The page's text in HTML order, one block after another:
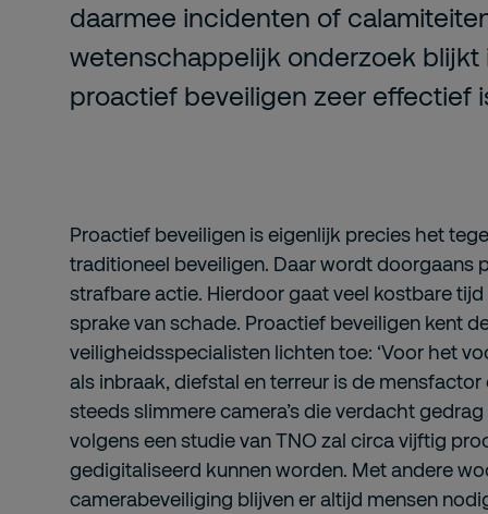
daarmee incidenten of
wetenschappelijk onderzoek blijkt
proactief beveiligen zeer effectief
Proactief beveiligen is eigenlijk precies het
traditioneel beveiligen. Daar wordt doorgaans
strafbare actie. Hierdoor gaat veel kostbare
sprake van schade. Proactief beveiligen kent
veiligheidsspecialisten lichten toe: ‘Voor het
als inbraak, diefstal en terreur is de
steeds slimmere camera’s die verdacht
volgens een studie van TNO zal circa vijftig
gedigitaliseerd kunnen worden. Met andere
camerabeveiliging blijven er altijd mensen